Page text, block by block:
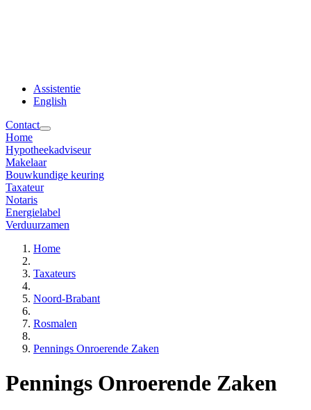
Assistentie
English
Contact
Home
Hypotheekadviseur
Makelaar
Bouwkundige keuring
Taxateur
Notaris
Energielabel
Verduurzamen
Home
Taxateurs
Noord-Brabant
Rosmalen
Pennings Onroerende Zaken
Pennings Onroerende Zaken